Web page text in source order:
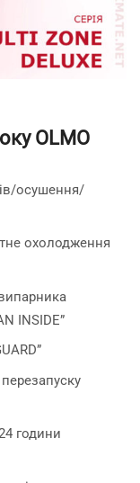
OLMO
осушення/
охолодження
INSIDE”
години